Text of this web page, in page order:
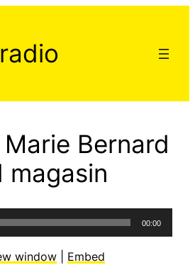
Bernard
magasin
00:00
window Embed